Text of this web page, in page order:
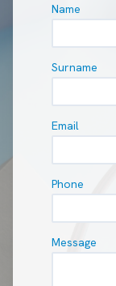
Name
Surname
Email
Phone
Message